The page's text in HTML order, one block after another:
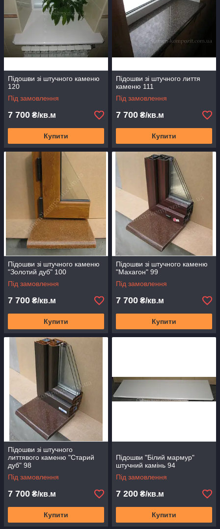
Підошви зі штучного каменю
120
Під замовлення
7 700 ₴/кв.м
Купити
Підошви зі штучного лиття
каменю 111
Під замовлення
7 700 ₴/кв.м
Купити
Підошви зі штучного каменю
"Золотий дуб" 100
Під замовлення
7 700 ₴/кв.м
Купити
Підошви зі штучного каменю
"Махагон" 99
Під замовлення
7 700 ₴/кв.м
Купити
Підошви зі штучного
литтявого каменю "Старий
дуб" 98
Під замовлення
7 700 ₴/кв.м
Купити
Підошви "Білий мармур"
штучний камінь 94
Під замовлення
7 200 ₴/кв.м
Купити